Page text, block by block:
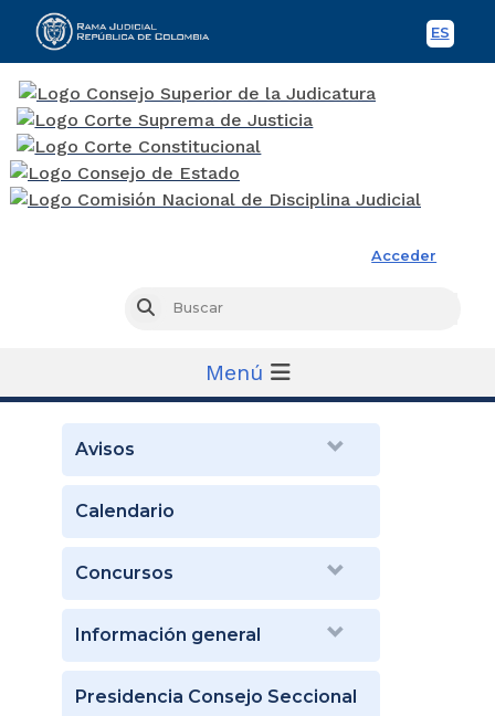
ES
Acceder
Buscar
Menú
Avisos
Calendario
Concursos
Información general
Presidencia Consejo Seccional